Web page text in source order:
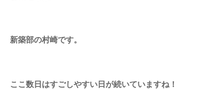
新築部の村崎です。
ここ数日はすごしやすい日が続いていますね！